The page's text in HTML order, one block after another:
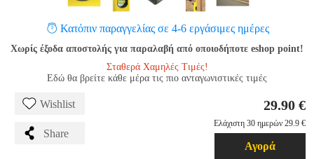
Κατόπιν παραγγελίας σε 4-6 εργάσιμες ημέρες
Χωρίς έξοδα αποστολής για παραλαβή από οποιοδήποτε eshop point!
Σταθερά Χαμηλές Τιμές!
Εδώ θα βρείτε κάθε μέρα τις πιο ανταγωνιστικές τιμές
Wishlist
Share
29.90 €
Ελάχιστη 30 ημερών 29.9 €
Αγορά